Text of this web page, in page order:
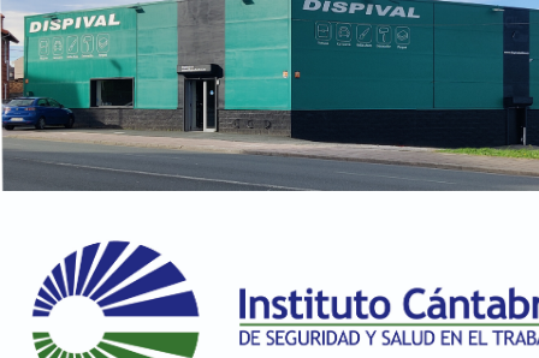
100 en stock
LB9A/B4 CANDYWEISS
158.47 €
98 en stock
LC9A/0Q PURE WHITE
158.47 €
LD1B/J5 YELLOW
158.47 €
100 en stock
LD5D/J2 CHAGALLBLAU